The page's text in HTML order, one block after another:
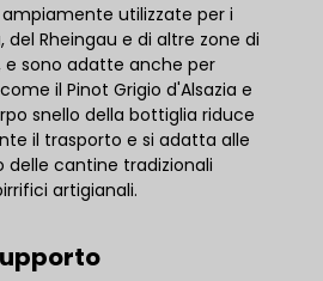
utilizzate per i
del Rheingau e di altre zone di
e sono adatte anche per
il Pinot Grigio d'Alsazia e
snello della bottiglia riduce
il trasporto e si adatta alle
cantine tradizionali
artigianali.